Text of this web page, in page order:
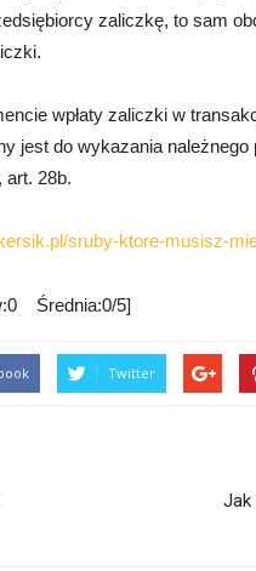
zaliczkę, to sam
wpłaty zaliczki w
jest do wykazania należnego
art. 28b.
sruby-ktore-musisz-
Średnia:0/5]
Twitter
Jak